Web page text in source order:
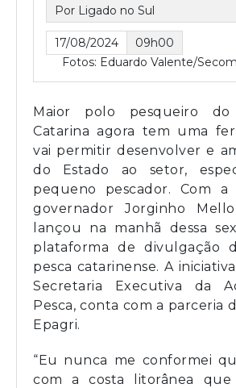
Por Ligado no Sul
17/08/2024
09h00
Fotos: Eduardo Valente/Secom
Maior polo pesqueiro do
Catarina agora tem uma
vai permitir desenvolver e
do Estado ao setor,
pequeno pescador. Com a
governador Jorginho
lançou na manhã dessa
plataforma de divulgação
pesca catarinense. A
Secretaria Executiva da
Pesca, conta com a parceria
Epagri.
“Eu nunca me conformei
com a costa litorânea